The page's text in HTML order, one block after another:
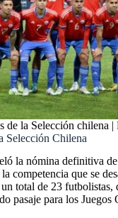
de la Selección chilena |
Selección Chilena
la nómina definitiva
competencia que se
total de 23 futbolistas,
pasaje para los Juegos